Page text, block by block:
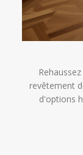
revêtement
d'options